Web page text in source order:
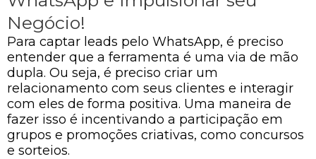
Negócio!
Para captar leads pelo WhatsApp, é preciso
entender que a ferramenta é uma via de mão
dupla. Ou seja, é preciso criar um
relacionamento com seus clientes e interagir
com eles de forma positiva. Uma maneira de
fazer isso é incentivando a participação em
grupos e promoções criativas, como concursos
e sorteios.